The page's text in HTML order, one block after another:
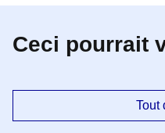
Ceci pourrait
Tout